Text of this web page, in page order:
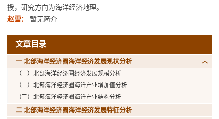
授，研究方向为海洋经济地理。
赵雪：
暂无简介
文章目录
一 北部海洋经济圈海洋经济发展现状分析
（一）北部海洋经济圈经济发展规模分析
（二）北部海洋经济圈海洋产业增加值分析
（三）北部海洋经济圈海洋产业结构分析
二 北部海洋经济圈海洋经济发展特征分析